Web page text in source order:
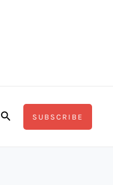
RechercherSUBSCRIBE